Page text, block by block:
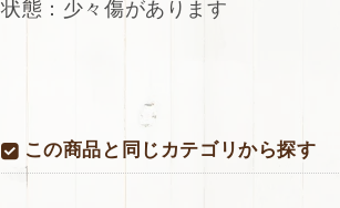
状態：少々傷があります
この商品と同じカテゴリから探す